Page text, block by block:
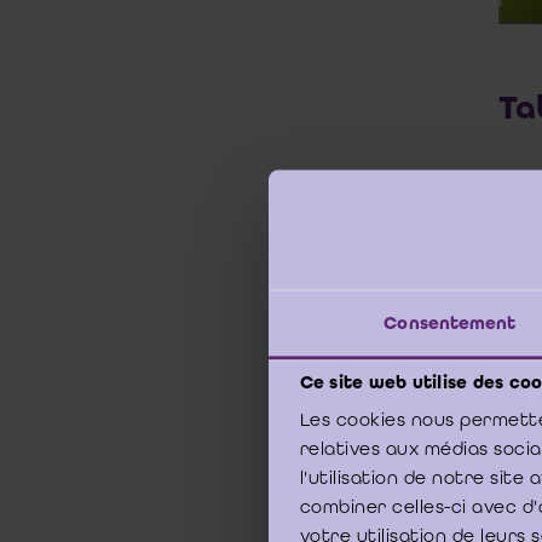
Consentement
Ce site web utilise des
Les cookies nous
relatives aux médias
l'utilisation de notre site
combiner celles-ci avec
votre utilisation de leurs
lien